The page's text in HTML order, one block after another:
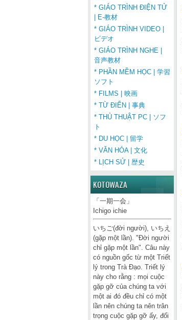
* GIÁO TRÌNH ĐIỆN TỬ
| E-教材
* GIÁO TRÌNH VIDEO |
ビデオ
* GIÁO TRÌNH NGHE |
音声教材
* PHẦN MỀM HỌC | 学習
ソフト
* FILMS | 映画
* TỪ ĐIỂN | 事典
* THỦ THUẬT PC | ソフ
ト
* DU HỌC | 留学
* VĂN HÓA | 文化
* LỊCH SỬ | 歴史
KOTOWAZA
「一期一会」
Ichigo ichie
いちご(đời người), いちえ
(gặp một lần). "Đời người
chỉ gặp một lần". Câu này
có nguồn gốc từ một Triết
lý trong Trà Đạo. Triết lý
này cho rằng : mọi cuộc
gặp gỡ của chúng ta với
một ai đó đều chỉ có một
lần nên chúng ta nên trân
trọng cuộc gặp gỡ ấy, đối